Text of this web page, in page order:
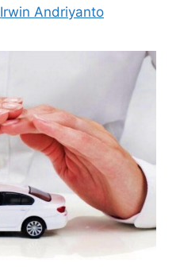
Irwin Andriyanto